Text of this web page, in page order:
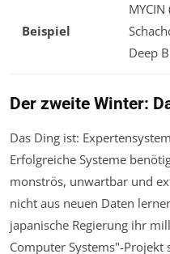
Beispiel
MYCIN
Deep
Der zweite Winter:
Das Ding ist:
Erfolgreiche Systeme
monströs, unwartbar und
nicht aus neuen Daten
japanische Regierung ihr
Computer Systems"-